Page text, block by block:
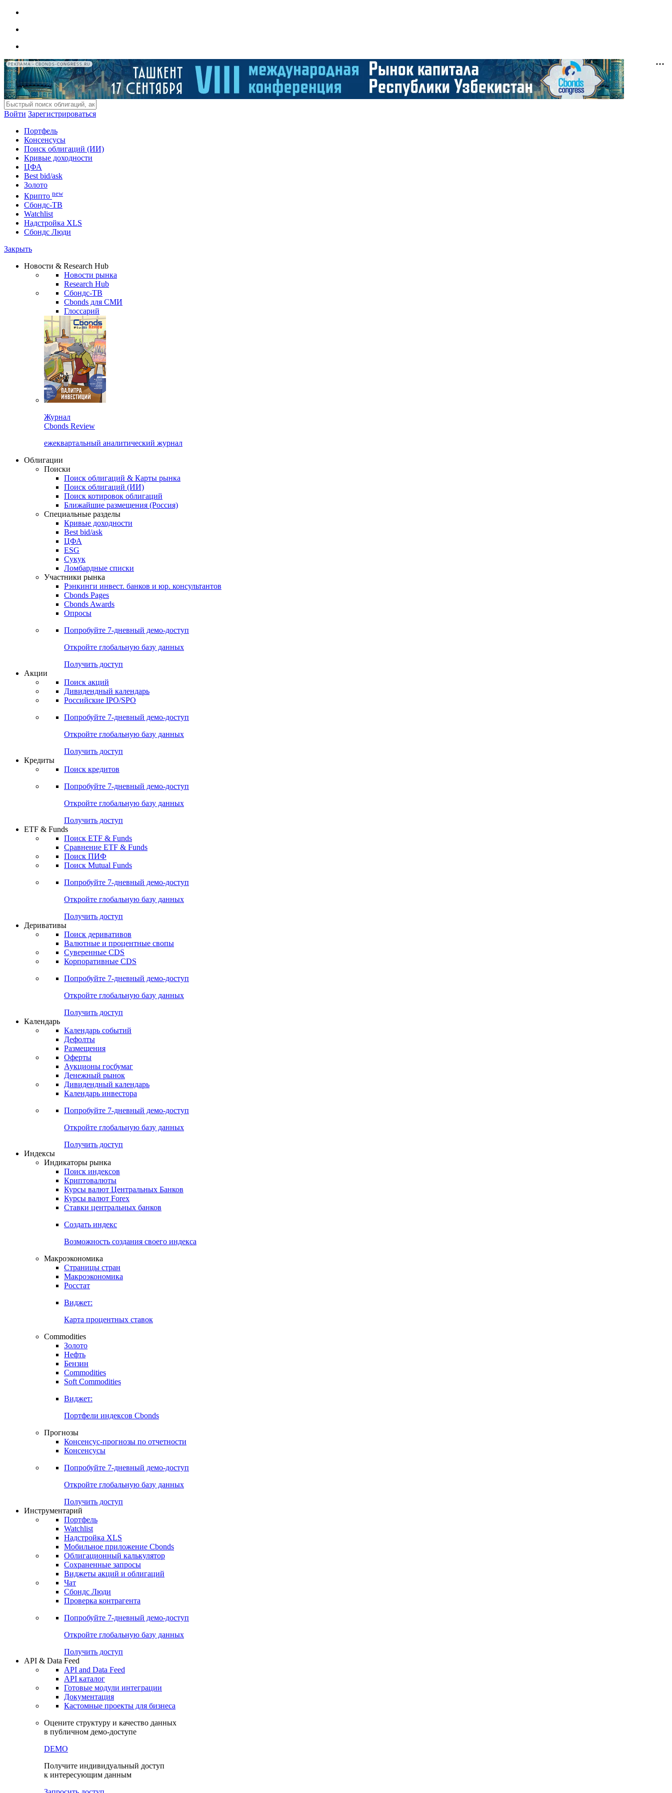
РЕКЛАМА • CBONDS-CONGRESS.RU
Войти Зарегистрироваться
Портфель
Консенсусы
Поиск облигаций (ИИ)
Кривые доходности
ЦФА
Best bid/ask
Золото
Крипто new
Сбондс-ТВ
Watchlist
Надстройка XLS
Сбондс Люди
Закрыть
Новости & Research Hub
Новости рынка
Research Hub
Сбондс-ТВ
Cbonds для СМИ
Глоссарий
Журнал
Cbonds Review
ежеквартальный аналитический журнал
Облигации
Поиски
Поиск облигаций & Карты рынка
Поиск облигаций (ИИ)
Поиск котировок облигаций
Ближайшие размещения (Россия)
Специальные разделы
Кривые доходности
Best bid/ask
ЦФА
ESG
Сукук
Ломбардные списки
Участники рынка
Рэнкинги инвест. банков и юр. консультантов
Cbonds Pages
Cbonds Awards
Опросы
Попробуйте 7-дневный демо-доступ
Откройте глобальную базу данных
Получить доступ
Акции
Поиск акций
Дивидендный календарь
Российские IPO/SPO
Попробуйте 7-дневный демо-доступ
Откройте глобальную базу данных
Получить доступ
Кредиты
Поиск кредитов
Попробуйте 7-дневный демо-доступ
Откройте глобальную базу данных
Получить доступ
ETF & Funds
Поиск ETF & Funds
Сравнение ETF & Funds
Поиск ПИФ
Поиск Mutual Funds
Попробуйте 7-дневный демо-доступ
Откройте глобальную базу данных
Получить доступ
Деривативы
Поиск деривативов
Валютные и процентные свопы
Суверенные CDS
Корпоративные CDS
Попробуйте 7-дневный демо-доступ
Откройте глобальную базу данных
Получить доступ
Календарь
Календарь событий
Дефолты
Размещения
Оферты
Аукционы госбумаг
Денежный рынок
Дивидендный календарь
Календарь инвестора
Попробуйте 7-дневный демо-доступ
Откройте глобальную базу данных
Получить доступ
Индексы
Индикаторы рынка
Поиск индексов
Криптовалюты
Курсы валют Центральных Банков
Курсы валют Forex
Ставки центральных банков
Создать индекс
Возможность создания своего индекса
Макроэкономика
Страницы стран
Макроэкономика
Росстат
Виджет:
Карта процентных ставок
Commodities
Золото
Нефть
Бензин
Commodities
Soft Commodities
Виджет:
Портфели индексов Cbonds
Прогнозы
Консенсус-прогнозы по отчетности
Консенсусы
Попробуйте 7-дневный демо-доступ
Откройте глобальную базу данных
Получить доступ
Инструментарий
Портфель
Watchlist
Надстройка XLS
Мобильное приложение Cbonds
Облигационный калькулятор
Сохраненные запросы
Виджеты акций и облигаций
Чат
Сбондс Люди
Проверка контрагента
Попробуйте 7-дневный демо-доступ
Откройте глобальную базу данных
Получить доступ
API & Data Feed
API and Data Feed
API каталог
Готовые модули интеграции
Документация
Кастомные проекты для бизнеса
Оцените структуру и качество данных
в публичном демо-доступе
DEMO
Получите индивидуальный доступ
к интересующим данным